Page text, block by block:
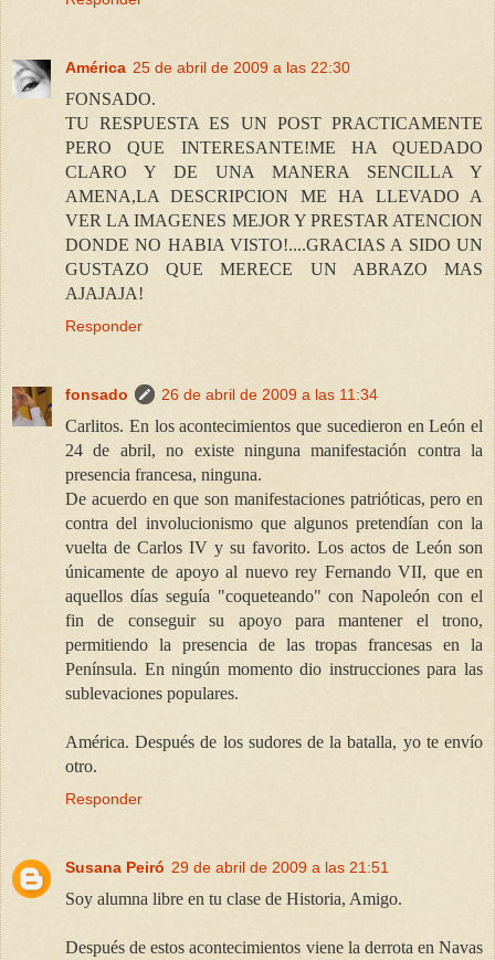
América 25 de abril de 2009 a las 22:30
FONSADO.
TU RESPUESTA ES UN POST PRACTICAMENTE
PERO QUE INTERESANTE!ME HA QUEDADO
CLARO Y DE UNA MANERA SENCILLA Y
AMENA,LA DESCRIPCION ME HA LLEVADO A
VER LA IMAGENES MEJOR Y PRESTAR ATENCION
DONDE NO HABIA VISTO!....GRACIAS A SIDO UN
GUSTAZO QUE MERECE UN ABRAZO MAS
AJAJAJA!
Responder
fonsado 26 de abril de 2009 a las 11:34
Carlitos. En los acontecimientos que sucedieron en León el
24 de abril, no existe ninguna manifestación contra la
presencia francesa, ninguna.
De acuerdo en que son manifestaciones patrióticas, pero en
contra del involucionismo que algunos pretendían con la
vuelta de Carlos IV y su favorito. Los actos de León son
únicamente de apoyo al nuevo rey Fernando VII, que en
aquellos días seguía "coqueteando" con Napoleón con el
fin de conseguir su apoyo para mantener el trono,
permitiendo la presencia de las tropas francesas en la
Península. En ningún momento dio instrucciones para las
sublevaciones populares.
América. Después de los sudores de la batalla, yo te envío
otro.
Responder
Susana Peiró 29 de abril de 2009 a las 21:51
Soy alumna libre en tu clase de Historia, Amigo.
Después de estos acontecimientos viene la derrota en Navas